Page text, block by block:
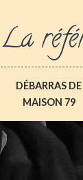
La
DÉBARRAS DE
MAISON 79